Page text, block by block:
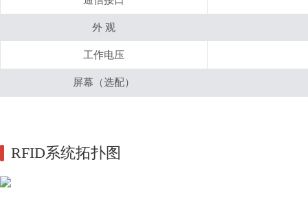
外 观
工作电压
屏幕（选配）
RFID系统拓扑图